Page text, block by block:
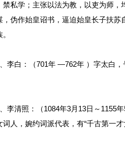
禁私学；主张以法为教，以吏为师
，伪作始皇诏书，逼迫始皇长子扶苏
白：（701年 —762年 ）字太白，
清照：（1084年3月13日～1155年
词人，婉约词派代表，有“千古第一才